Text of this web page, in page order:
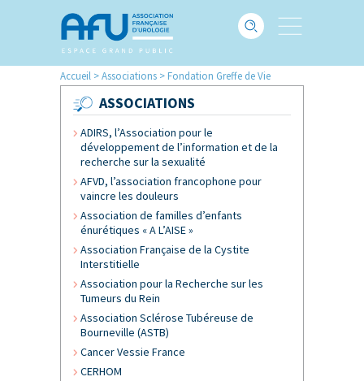
Accueil >Associations >Fondation Greffe de Vie
ASSOCIATIONS
ADIRS, l’Association pour le
développement de l’information et de la
recherche sur la sexualité
AFVD, l’association francophone pour
vaincre les douleurs
Association de familles d’enfants
énurétiques « A L’AISE »
Association Française de la Cystite
Interstitielle
Association pour la Recherche sur les
Tumeurs du Rein
Association Sclérose Tubéreuse de
Bourneville (ASTB)
Cancer Vessie France
CERHOM